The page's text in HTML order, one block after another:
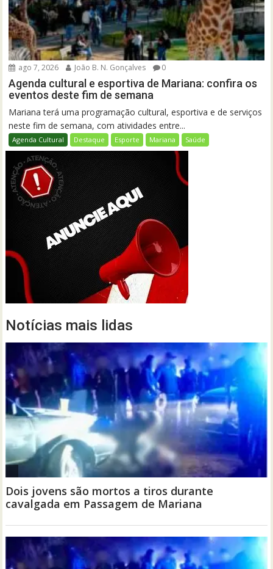
ago 7, 2026 João B. N. Gonçalves 0
Agenda cultural e esportiva de Mariana: confira os
eventos deste fim de semana
Mariana terá uma programação cultural, esportiva e de serviços
neste fim de semana, com atividades entre...
Agenda Cultural Destaque Esporte Mariana Saúde
Notícias mais lidas